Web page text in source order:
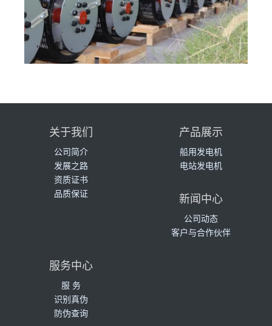
关于我们
公司简介
发展之路
资质证书
品质保证
产品展示
船用发电机
电站发电机
新闻中心
公司动态
客户与合作伙伴
服务中心
服 务
识别真伪
防伪查询